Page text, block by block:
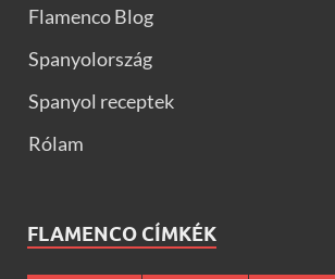
Flamenco Blog
Spanyolország
Spanyol receptek
Rólam
FLAMENCO CÍMKÉK